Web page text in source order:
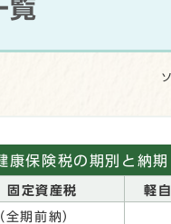
覧
康保険税の期別と納期
固定資産税 軽
全期前納）